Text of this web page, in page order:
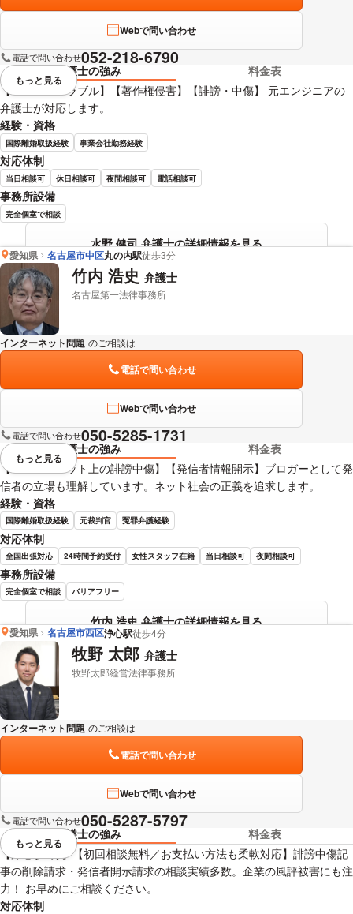
Webで問い合わせ
電話で問い合わせ052-218-6790
弁護士の強み
料金表
【ＨＰ制作トラブル】【著作権侵害】【誹謗・中傷】 元エンジニアの
弁護士が対応します。
経験・資格
国際離婚取扱経験 事業会社勤務経験
対応体制
当日相談可 休日相談可 夜間相談可 電話相談可
事務所設備
完全個室で相談
水野 健司 弁護士の詳細情報を見る
視覚的に省略されている要素を
もっと見る
愛知県 名古屋市中区丸の内駅徒歩3分
竹内 浩史 弁護士
名古屋第一法律事務所
インターネット問題 のご相談は
電話で問い合わせ
Webで問い合わせ
電話で問い合わせ050-5285-1731
弁護士の強み
料金表
【インターネット上の誹謗中傷】【発信者情報開示】ブロガーとして発
信者の立場も理解しています。ネット社会の正義を追求します。
経験・資格
国際離婚取扱経験 元裁判官 冤罪弁護経験
対応体制
全国出張対応 24時間予約受付 女性スタッフ在籍 当日相談可 夜間相談可
事務所設備
完全個室で相談 バリアフリー
竹内 浩史 弁護士の詳細情報を見る
視覚的に省略されている要素を
もっと見る
愛知県 名古屋市西区浄心駅徒歩4分
牧野 太郎 弁護士
牧野太郎経営法律事務所
インターネット問題 のご相談は
電話で問い合わせ
Webで問い合わせ
電話で問い合わせ050-5287-5797
弁護士の強み
料金表
【浄心駅2分】【初回相談無料／お支払い方法も柔軟対応】誹謗中傷記
事の削除請求・発信者開示請求の相談実績多数。企業の風評被害にも注
力！ お早めにご相談ください。
対応体制
視覚的に省略されている要素を
もっと見る